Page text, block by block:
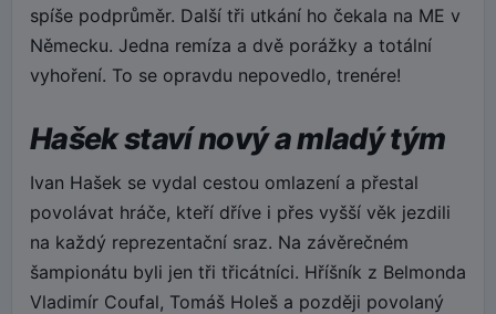
spíše podprůměr. Další tři utkání ho čekala na ME v
Německu. Jedna remíza a dvě porážky a totální
vyhoření. To se opravdu nepovedlo, trenére!
Hašek staví nový a mladý tým
Ivan Hašek se vydal cestou omlazení a přestal
povolávat hráče, kteří dříve i přes vyšší věk jezdili
na každý reprezentační sraz. Na závěrečném
šampionátu byli jen tři třicátníci. Hříšník z Belmonda
Vladimír Coufal, Tomáš Holeš a později povolaný